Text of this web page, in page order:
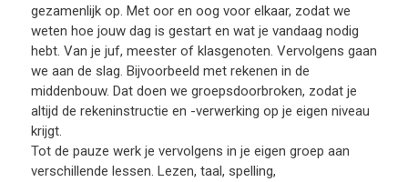
gezamenlijk op. Met oor en oog voor elkaar, zodat we
weten hoe jouw dag is gestart en wat je vandaag nodig
hebt. Van je juf, meester of klasgenoten. Vervolgens gaan
we aan de slag. Bijvoorbeeld met rekenen in de
middenbouw. Dat doen we groepsdoorbroken, zodat je
altijd de rekeninstructie en -verwerking op je eigen niveau
krijgt.
Tot de pauze werk je vervolgens in je eigen groep aan
verschillende lessen. Lezen, taal, spelling,